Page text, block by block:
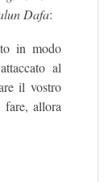
Dafa:
in modo
al
il vostro
fare, allora